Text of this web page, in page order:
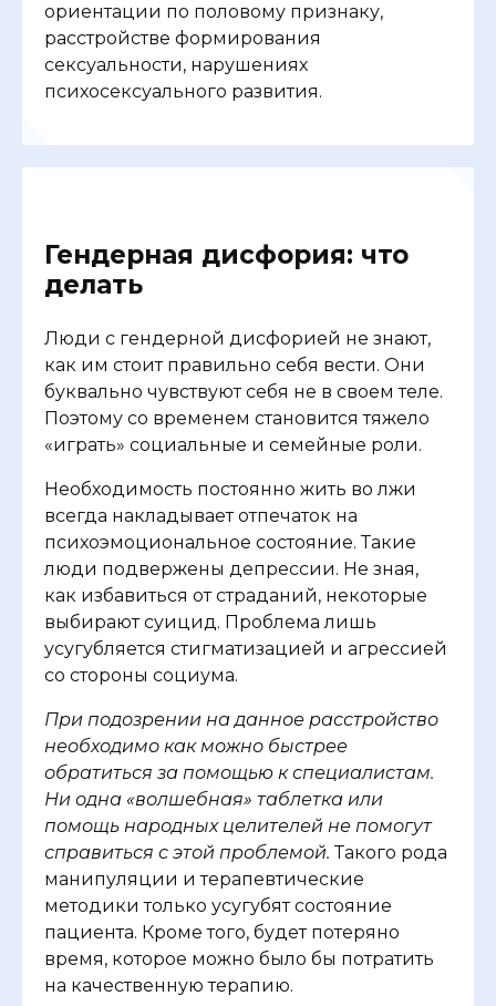
ориентации по половому признаку,
расстройстве формирования
сексуальности, нарушениях
психосексуального развития.
Гендерная дисфория: что
делать
Люди с гендерной дисфорией не знают,
как им стоит правильно себя вести. Они
буквально чувствуют себя не в своем теле.
Поэтому со временем становится тяжело
«играть» социальные и семейные роли.
Необходимость постоянно жить во лжи
всегда накладывает отпечаток на
психоэмоциональное состояние. Такие
люди подвержены депрессии. Не зная,
как избавиться от страданий, некоторые
выбирают суицид. Проблема лишь
усугубляется стигматизацией и агрессией
со стороны социума.
При подозрении на данное расстройство
необходимо как можно быстрее
обратиться за помощью к специалистам.
Ни одна «волшебная» таблетка или
помощь народных целителей не помогут
справиться с этой проблемой.Такого рода
манипуляции и терапевтические
методики только усугубят состояние
пациента. Кроме того, будет потеряно
время, которое можно было бы потратить
на качественную терапию.